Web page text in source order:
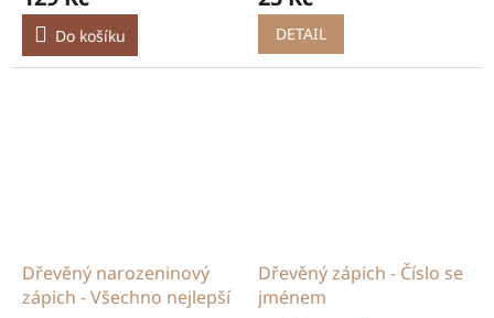
Do košíku DETAIL
Dřevěný narozeninový
zápich - Všechno nejlepší
Dřevěný zápich - Číslo se
jménem